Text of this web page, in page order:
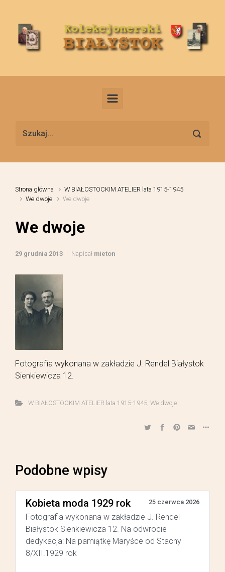
Strona główna
W BIAŁOSTOCKIM ATELIER lata 1915-1945
We dwoje
We dwoje
We dwoje
29 grudnia 2013 Napisał mieton
Fotografia wykonana w zakładzie J. Rendel Białystok
Sienkiewicza 12.
W BIAŁOSTOCKIM ATELIER lata 1915-1945, We dwoje
Podobne wpisy
Kobieta moda 1929 rok 25 czerwca 2026
Fotografia wykonana w zakładzie J. Rendel
Białystok Sienkiewicza 12. Na odwrocie
dedykacja: Na pamiątkę Maryśce od Stachy
8/XII.1929 rok